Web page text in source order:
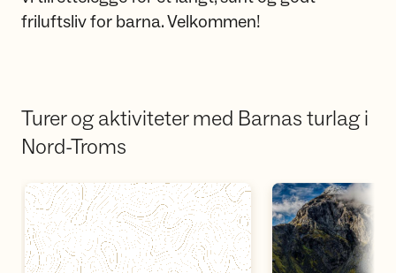
friluftsliv for barna. Velkommen!
Turer og aktiviteter med Barnas turlag i
Nord-Troms